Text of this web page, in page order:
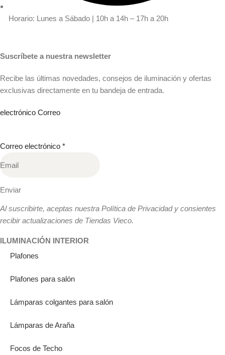
Horario: Lunes a Sábado | 10h a 14h – 17h a 20h
Suscríbete a nuestra newsletter
Recibe las últimas novedades, consejos de iluminación y ofertas
exclusivas directamente en tu bandeja de entrada.
electrónico Correo
Correo electrónico *
Enviar
Al suscribirte, aceptas nuestra Política de Privacidad y consientes
recibir actualizaciones de Tiendas Vieco.
ILUMINACIÓN INTERIOR
Plafones
Plafones para salón
Lámparas colgantes para salón
Lámparas de Araña
Focos de Techo